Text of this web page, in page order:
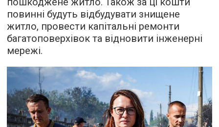
повинні будуть відбудувати знищене
житло, провести капітальні ремонти
багатоповерхівок та відновити інженерні
мережі.